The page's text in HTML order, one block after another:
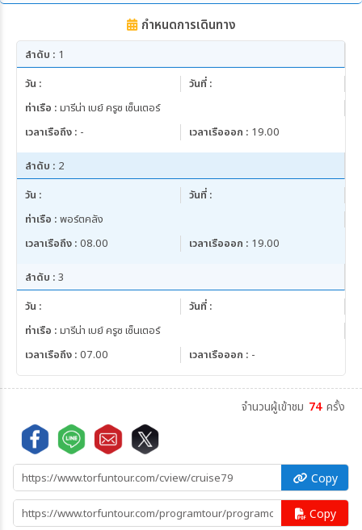
พักเดี่ยว
17,900
15 พ.ย. 69 - 17 พ.ย. 69
3,900
เด็กอายุต่ำกว่า 12 ปี
เด็กทารก
พักเดี่ยว
03 ม.ค. 70 - 05 ม.ค. 70
ประเภทห้องพัก
10,900
-
พักเดี่ยว
17,900
31 ม.ค. 70 - 02 ก.พ. 70
ประเภทห้องพัก
พักห้องละ 2 ท่าน
10,500
ผู้ใหญ่คนที่ 3 และ 4
3,900
เด็กอายุต่ำกว่า 12 ปี
-
กำหนดการเดินทาง
ลำดับ : 1
วัน :
วันที่ :
ท่าเรือ : มารีน่า เบย์ ครูซ เซ็นเตอร์
เวลาเรือถึง : - เวลาเรือออก : 19.00
ลำดับ : 2
วัน :
วันที่ :
ท่าเรือ : พอร์ตคลัง
เวลาเรือถึง : 08.00 เวลาเรือออก : 19.00
ลำดับ : 3
วัน :
วันที่ :
ท่าเรือ : มารีน่า เบย์ ครูซ เซ็นเตอร์
เวลาเรือถึง : 07.00 เวลาเรือออก : -
จำนวนผู้เข้าชม 74 ครั้ง
Copy
Copy